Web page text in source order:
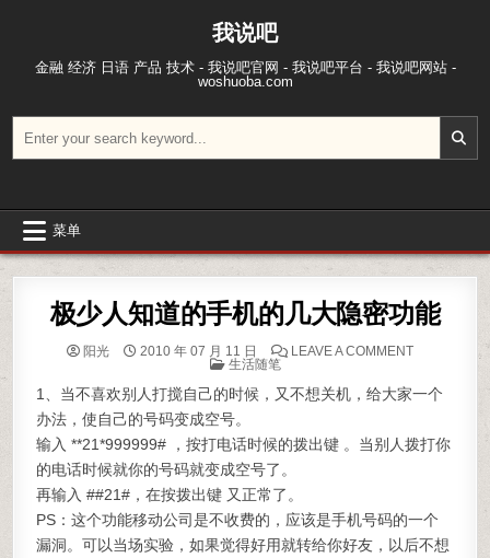
我说吧
金融 经济 日语 产品 技术 - 我说吧官网 - 我说吧平台 - 我说吧网站 -
woshuoba.com
菜单
极少人知道的手机的几大隐密功能
阳光 2010 年 07 月 11 日 LEAVE A COMMENTON 极少人
POSTED IN
生活随笔
1、当不喜欢别人打搅自己的时候，又不想关机，给大家一个
办法，使自己的号码变成空号。
输入 **21*999999# ，按打电话时候的拨出键 。当别人拨打你
的电话时候就你的号码就变成空号了。
再输入 ##21#，在按拨出键 又正常了。
PS：这个功能移动公司是不收费的，应该是手机号码的一个
漏洞。可以当场实验，如果觉得好用就转给你好友，以后不想